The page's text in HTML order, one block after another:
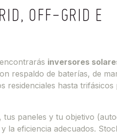
OFF-GRID E
inversores
respaldo de baterías, de
residenciales hasta trifásicos
paneles y tu objetivo
la eficiencia adecuados.